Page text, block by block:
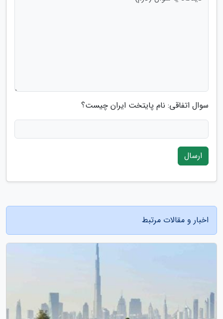
سوال اتفاقی: نام پایتخت ایران چیست؟
ارسال
اخبار و مقالات مرتبط